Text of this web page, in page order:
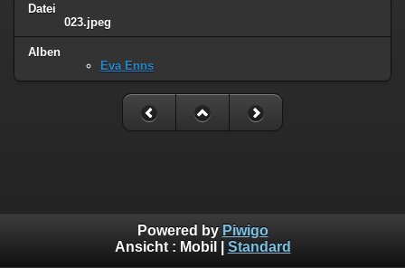
Datei
023.jpeg
Alben
Eva Enns
Powered by Piwigo
Ansicht : Mobil Standard